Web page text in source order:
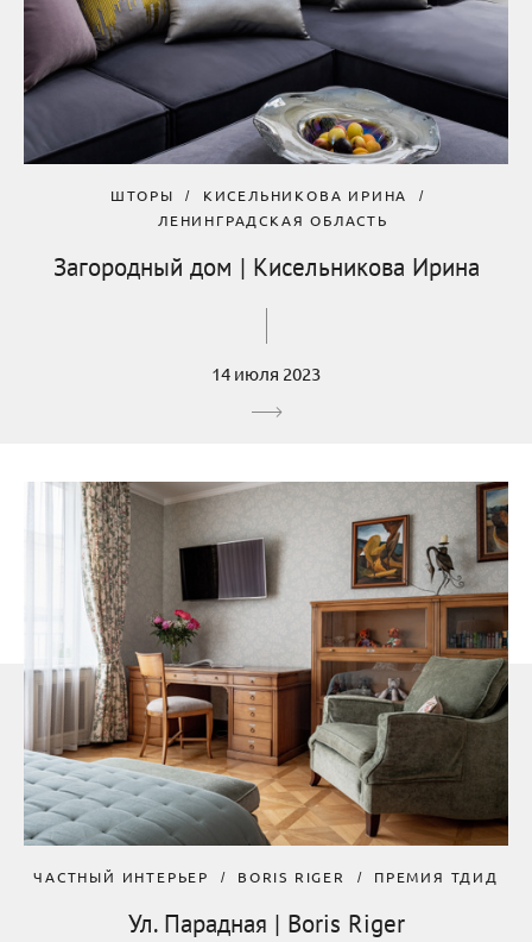
ШТОРЫ
КИСЕЛЬНИКОВА ИРИНА
ЛЕНИНГРАДСКАЯ ОБЛАСТЬ
Загородный дом | Кисельникова Ирина
14 июля 2023
ЧАСТНЫЙ ИНТЕРЬЕР BORIS RIGER ПРЕМИЯ ТДИД
Ул. Парадная | Boris Riger